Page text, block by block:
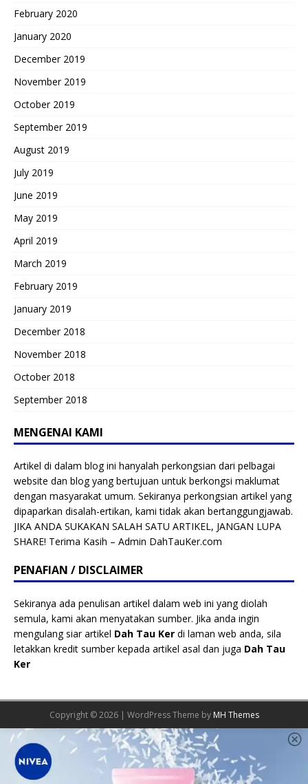
February 2020
January 2020
December 2019
November 2019
October 2019
September 2019
August 2019
July 2019
June 2019
May 2019
April 2019
March 2019
February 2019
January 2019
December 2018
November 2018
October 2018
September 2018
MENGENAI KAMI
Artikel di dalam blog ini hanyalah perkongsian dari pelbagai
website dan blog yang bertujuan untuk berkongsi maklumat
dengan masyarakat umum. Sekiranya perkongsian artikel yang
dipaparkan disalah-ertikan, kami tidak akan bertanggungjawab.
JIKA ANDA SUKAKAN SALAH SATU ARTIKEL, JANGAN LUPA
SHARE! Terima Kasih – Admin DahTauKer.com
PENAFIAN / DISCLAIMER
Sekiranya ada penulisan artikel dalam web ini yang diolah
semula, kami akan menyatakan sumber. Jika anda ingin
mengulang siar artikel Dah Tau Ker di laman web anda, sila
letakkan kredit sumber kepada artikel asal dan juga Dah Tau
Ker
Copyright © 2026 | WordPress Theme by MH Themes